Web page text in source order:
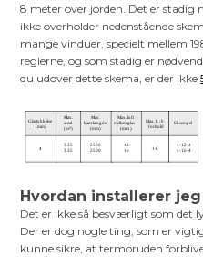
8 meter over jorden. Det er
ikke overholder nedenstående
mange vinduer, specielt mellem
reglerne, og som stadig er
du udover dette skema, er der ikke
Hvordan installerer
Det er ikke så besværligt som det
Der er dog nogle ting, som er
kunne sikre, at termoruden